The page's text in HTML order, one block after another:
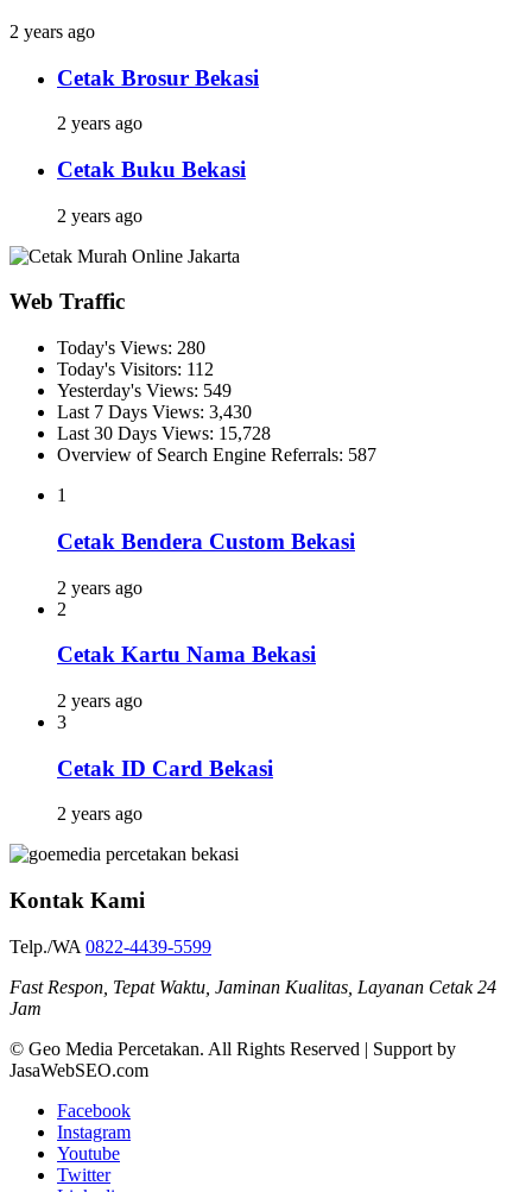
2 years ago
Cetak Brosur Bekasi
2 years ago
Cetak Buku Bekasi
2 years ago
Web Traffic
Today's Views: 280
Today's Visitors: 112
Yesterday's Views: 549
Last 7 Days Views: 3,430
Last 30 Days Views: 15,728
Overview of Search Engine Referrals: 587
1
Cetak Bendera Custom Bekasi
2 years ago
2
Cetak Kartu Nama Bekasi
2 years ago
3
Cetak ID Card Bekasi
2 years ago
Kontak Kami
Telp./WA 0822-4439-5599
Fast Respon, Tepat Waktu, Jaminan Kualitas, Layanan Cetak 24
Jam
© Geo Media Percetakan. All Rights Reserved | Support by
JasaWebSEO.com
Facebook
Instagram
Youtube
Twitter